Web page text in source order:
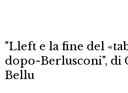
"Lleft e la fine del
dopo-Berlusconi", di
Bellu